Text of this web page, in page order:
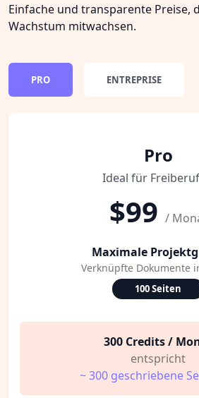
Einfache und transparente Preise,
Wachstum mitwachsen.
PRO ENTREPRISE
Pro
Ideal für
$99 /
Maximale
Verknüpfte Dokumente
100 Seiten
300 Credits /
entspricht
~ 300 geschriebene